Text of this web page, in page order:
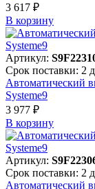
3 617 ₽
В корзинy
Артикул:
Срок поставки: 2
Автоматический
Systeme9
3 977 ₽
В корзинy
Артикул:
Срок поставки: 2
Автоматический